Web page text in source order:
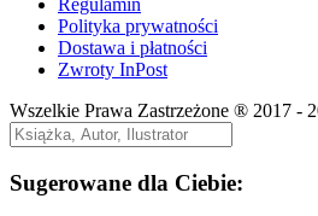
Regulamin
Polityka prywatności
Dostawa i płatności
Zwroty InPost
Wszelkie Prawa Zastrzeżone ® 2017 -
Sugerowane dla Ciebie: